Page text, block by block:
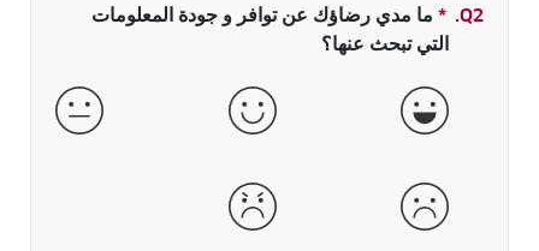
Q2.
* حقل مطلوب
ما مدي رضاؤك عن توافر و جودة المعلومات
التي تبحث عنها؟
جيدة جداً جيدة عادية
سيئة سيئة جداً